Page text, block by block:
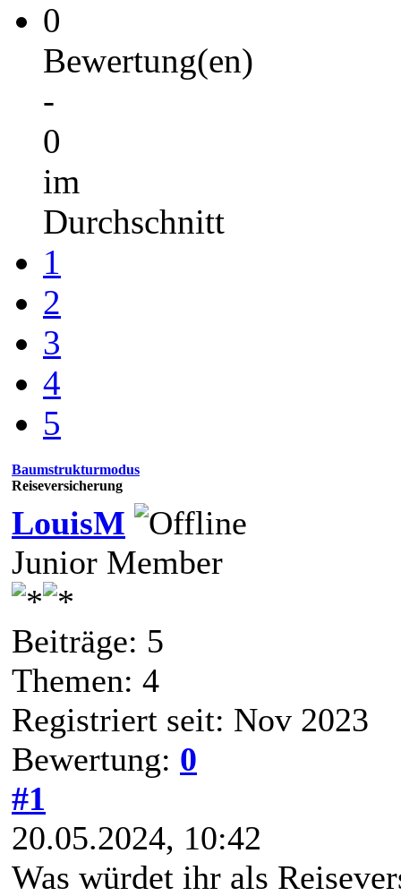
0
Bewertung(en)
-
0
im
Durchschnitt
1
2
3
4
5
Baumstrukturmodus
Reiseversicherung
LouisM
Junior Member
Beiträge: 5
Themen: 4
Registriert seit: Nov 2023
Bewertung: 0
#1
20.05.2024, 10:42
Was würdet ihr als